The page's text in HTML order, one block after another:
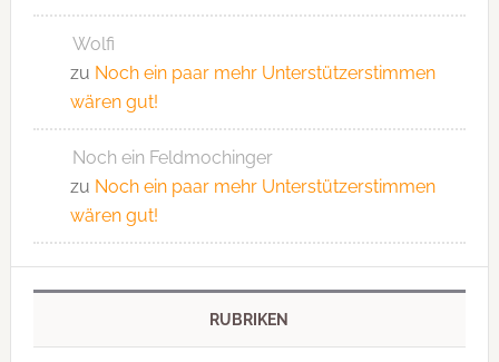
Wolfi
zu Noch ein paar mehr Unterstützerstimmen
wären gut!
Noch ein Feldmochinger
zu Noch ein paar mehr Unterstützerstimmen
wären gut!
RUBRIKEN